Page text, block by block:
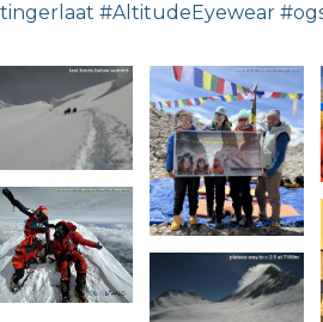
#AltitudeEyewear